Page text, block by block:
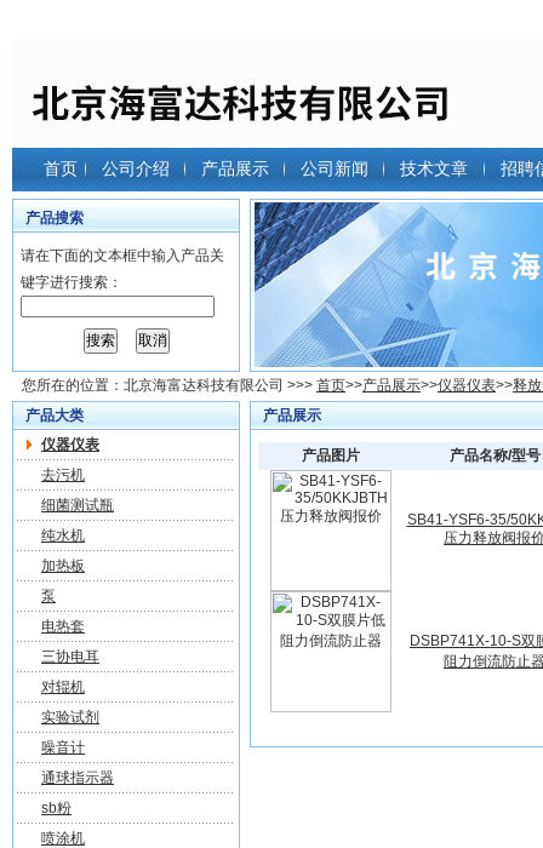
首页 公司介绍 产品展示 公司新闻 技术文章 招聘
产品搜索
请在下面的文本框中输入产品关
键字进行搜索：
您所在的位置： 北京海富达科技有限公司 >>> 首页>>产品展示>>仪器仪表>>释
产品大类
仪器仪表
去污机
细菌测试瓶
纯水机
加热板
泵
电热套
三协电耳
对辊机
实验试剂
噪音计
通球指示器
sb粉
喷涂机
产品展示
产品图片 产品名称/型号
SB41-YSF6-35/
压力释放阀报
DSBP741X-10-S双
阻力倒流防止